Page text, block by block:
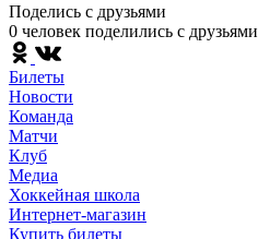
Поделись c друзьями
0 человек поделились c друзьями
Билеты
Новости
Команда
Матчи
Клуб
Медиа
Хоккейная школа
Интернет-магазин
Купить билеты